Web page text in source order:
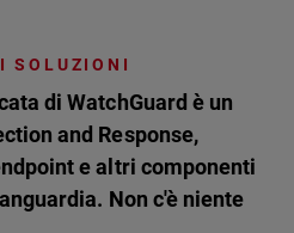
SOLUZIONI
di WatchGuard è un
and Response,
e altri componenti
Non c'è niente